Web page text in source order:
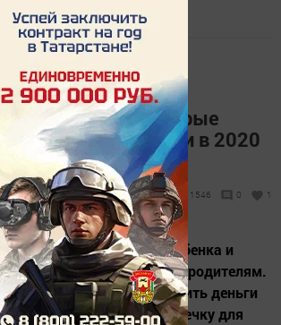
и пособий, которые
семьи с детьми в 2020
13 декабря 2019 - 12:57 1546 0 1
часть пособий на ребенка и
которые положены родителям.
и папы могут получить деньги
сэкономить лишнюю копеечку для